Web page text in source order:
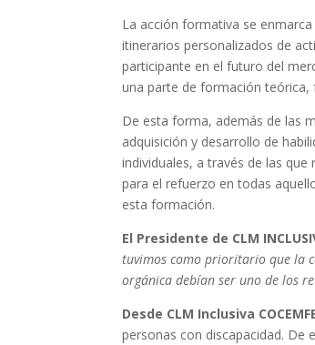
La acción formativa se enmarca
itinerarios personalizados de
participante en el futuro del
una parte de formación
De esta forma, además de las
adquisición y desarrollo de
individuales, a través de las
para el refuerzo en todas
esta formación.
El Presidente de CLM
tuvimos como prioritario que la
orgánica debían ser uno de los
Desde CLM Inclusiva
personas con discapacidad. De